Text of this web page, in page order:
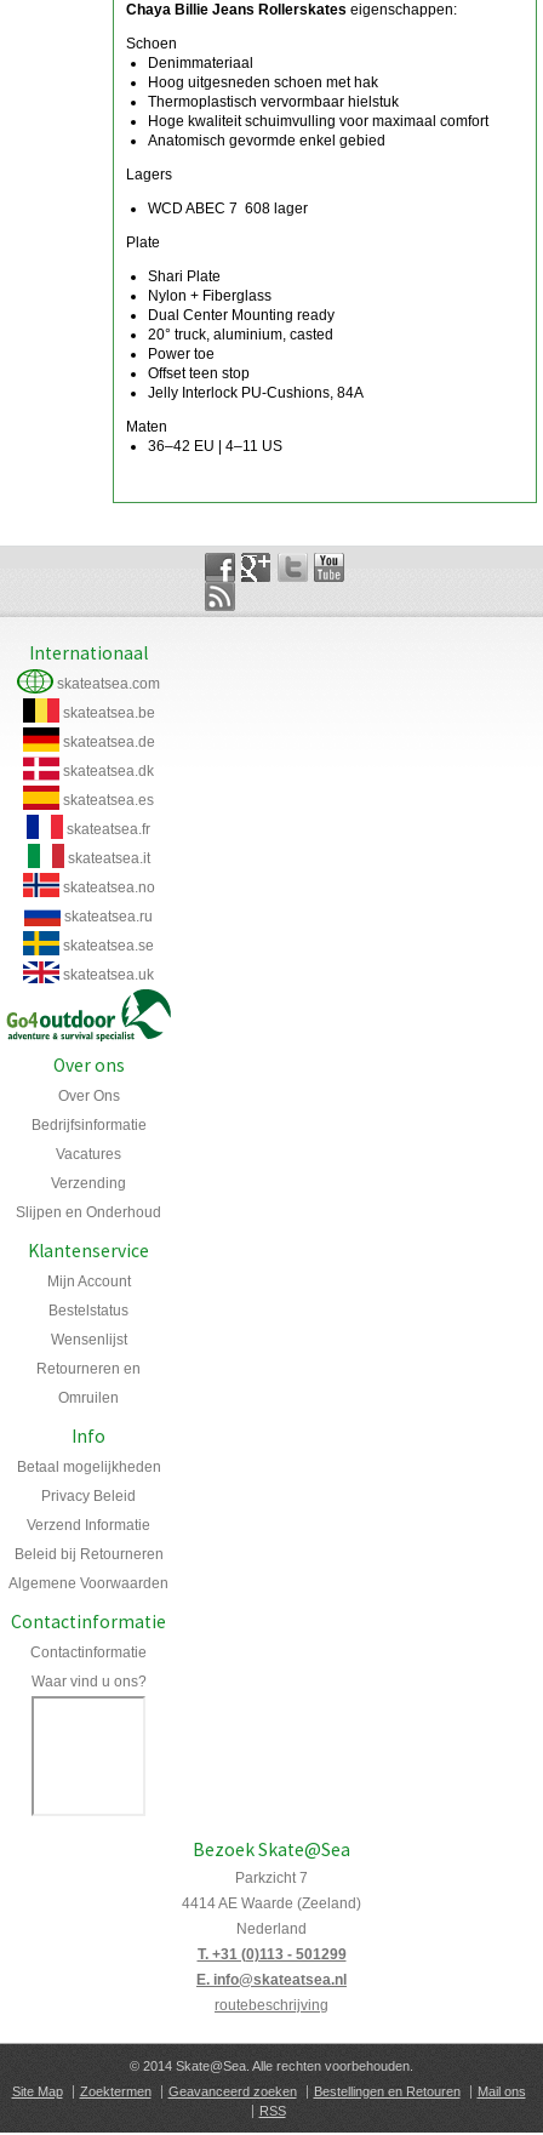
Chaya Billie Jeans Rollerskates eigenschappen:
Schoen
Denimmateriaal
Hoog uitgesneden schoen met hak
Thermoplastisch vervormbaar hielstuk
Hoge kwaliteit schuimvulling voor maximaal comfort
Anatomisch gevormde enkel gebied
Lagers
WCD ABEC 7 608 lager
Plate
Shari Plate
Nylon + Fiberglass
Dual Center Mounting ready
20° truck, aluminium, casted
Power toe
Offset teen stop
Jelly Interlock PU-Cushions, 84A
Maten
36–42 EU | 4–11 US
Internationaal
skateatsea.com
skateatsea.be
skateatsea.de
skateatsea.dk
skateatsea.es
skateatsea.fr
skateatsea.it
skateatsea.no
skateatsea.ru
skateatsea.se
skateatsea.uk
Over ons
Over Ons
Bedrijfsinformatie
Vacatures
Verzending
Slijpen en Onderhoud
Klantenservice
Mijn Account
Bestelstatus
Wensenlijst
Retourneren en
Omruilen
Info
Betaal mogelijkheden
Privacy Beleid
Verzend Informatie
Beleid bij Retourneren
Algemene Voorwaarden
Contactinformatie
Contactinformatie
Waar vind u ons?
Bezoek Skate@Sea
Parkzicht 7
4414 AE Waarde (Zeeland)
Nederland
T. +31 (0)113 - 501299
E. info@skateatsea.nl
routebeschrijving
© 2014 Skate@Sea. Alle rechten voorbehouden.
Site Map
Zoektermen Geavanceerd zoeken Bestellingen en Retouren
Mail ons
RSS